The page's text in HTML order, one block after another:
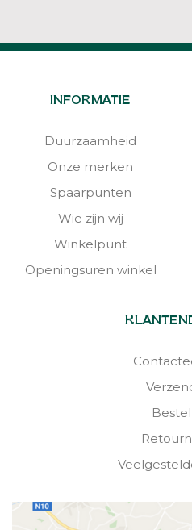
INFORMATIE
Duurzaamheid
Onze merken
Spaarpunten
Wie zijn wij
Winkelpunt
Openingsuren winkel